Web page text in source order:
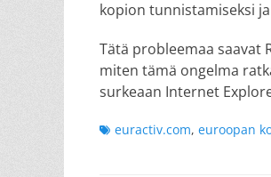
kopion tunnistamiseksi
Tätä probleemaa saavat
miten tämä ongelma
surkeaan Internet
Tagseuractiv.com, euroopan